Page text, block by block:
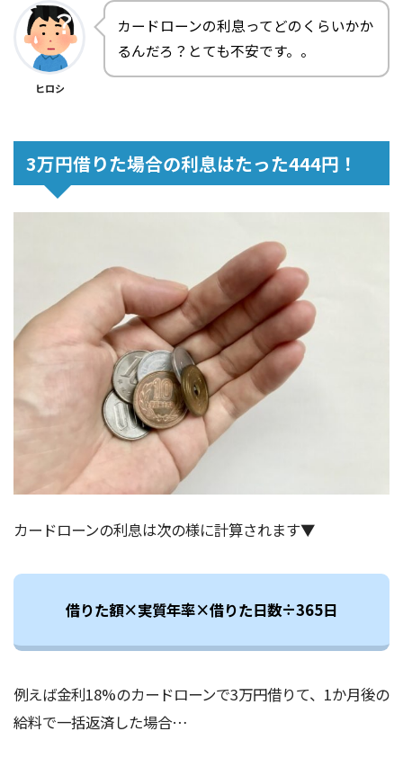
ヒロシ
カードローンの利息ってどのくらいかか
るんだろ？とても不安です。。
3万円借りた場合の利息はたった444円！
カードローンの利息は次の様に計算されます▼
借りた額×実質年率×借りた日数÷365日
例えば金利18%のカードローンで3万円借りて、1か月後の
給料で一括返済した場合…